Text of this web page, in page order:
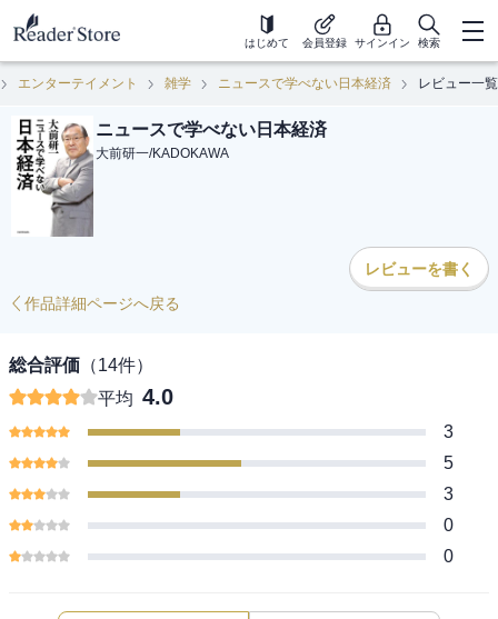
はじめて 会員登録 サインイン 検索
エンターテイメント 雑学 ニュースで学べない日本経済 レビュー一覧
ニュースで学べない日本経済
大前研一/KADOKAWA
レビューを書く
作品詳細ページへ戻る
総合評価 （14件）
平均 4.0
3
5
3
0
0